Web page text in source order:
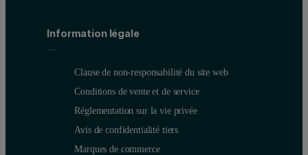
Information légale
Clause de non-responsabilité du site web
Conditions de vente et de service
Réglementation sur la vie privée
Avis de confidentialité tiers
Marques de commerce